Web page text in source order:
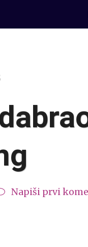
Napiši prvi